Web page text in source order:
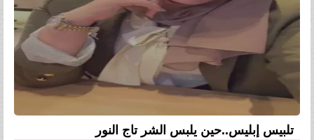
تلبيس إبليس..حين يلبس الشر تاج النور